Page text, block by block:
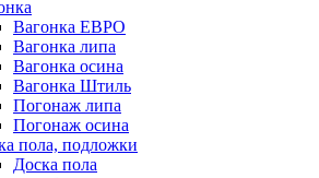
Вагонка ЕВРО
Вагонка липа
Вагонка осина
Вагонка Штиль
Погонаж липа
Погонаж осина
пола, подложки
Доска пола